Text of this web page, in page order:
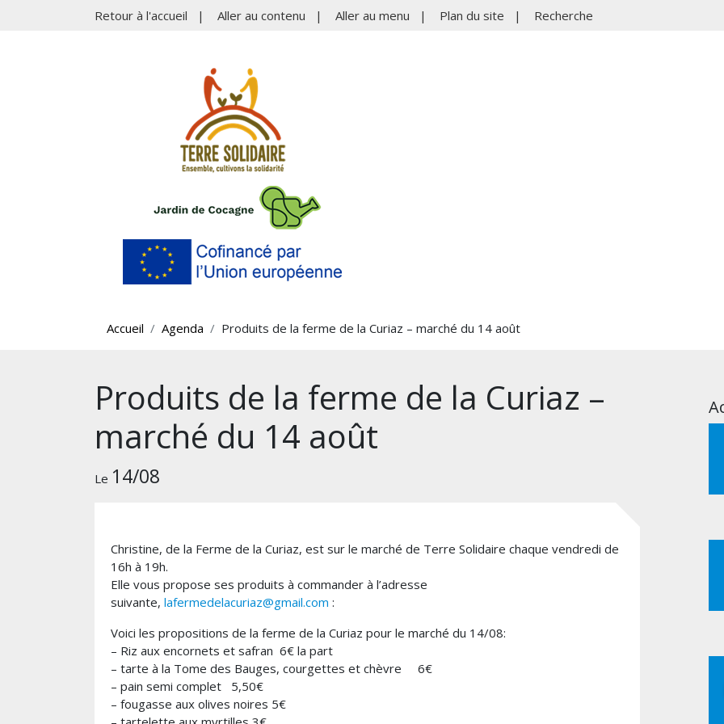
Retour à l'accueil | Aller au contenu | Aller au menu | Plan du site | Recherche
Accueil Agenda Produits de la ferme de la Curiaz – marché du 14 août
Produits de la ferme de la Curiaz –
marché du 14 août
Le 14/08
Christine, de la Ferme de la Curiaz, est sur le marché de Terre Solidaire chaque vendredi de
16h à 19h.
Elle vous propose ses produits à commander à l’adresse
suivante, lafermedelacuriaz@gmail.com :
Voici les propositions de la ferme de la Curiaz pour le marché du 14/08:
– Riz aux encornets et safran 6€ la part
– tarte à la Tome des Bauges, courgettes et chèvre 6€
– pain semi complet 5,50€
– fougasse aux olives noires 5€